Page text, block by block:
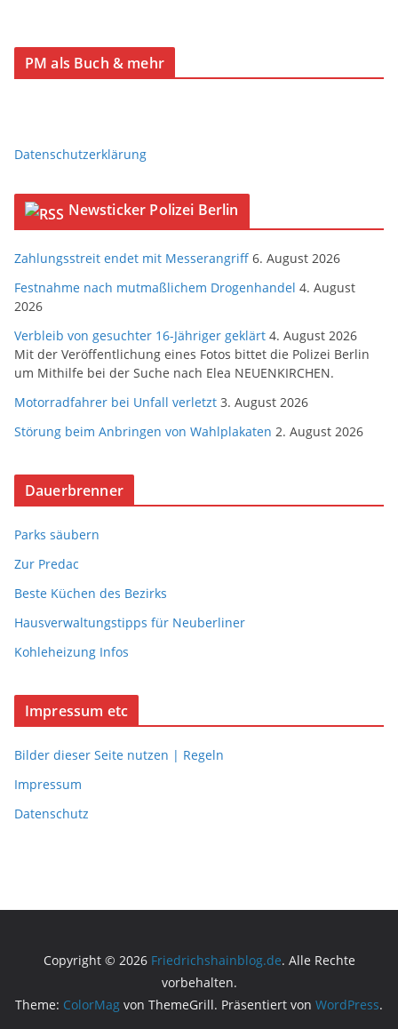
PM als Buch & mehr
Datenschutzerklärung
Newsticker Polizei Berlin
Zahlungsstreit endet mit Messerangriff 6. August 2026
Festnahme nach mutmaßlichem Drogenhandel 4. August
2026
Verbleib von gesuchter 16-Jähriger geklärt 4. August 2026
Mit der Veröffentlichung eines Fotos bittet die Polizei Berlin
um Mithilfe bei der Suche nach Elea NEUENKIRCHEN.
Motorradfahrer bei Unfall verletzt 3. August 2026
Störung beim Anbringen von Wahlplakaten 2. August 2026
Dauerbrenner
Parks säubern
Zur Predac
Beste Küchen des Bezirks
Hausverwaltungstipps für Neuberliner
Kohleheizung Infos
Impressum etc
Bilder dieser Seite nutzen | Regeln
Impressum
Datenschutz
Copyright © 2026 Friedrichshainblog.de. Alle Rechte
vorbehalten.
Theme: ColorMag von ThemeGrill. Präsentiert von WordPress.